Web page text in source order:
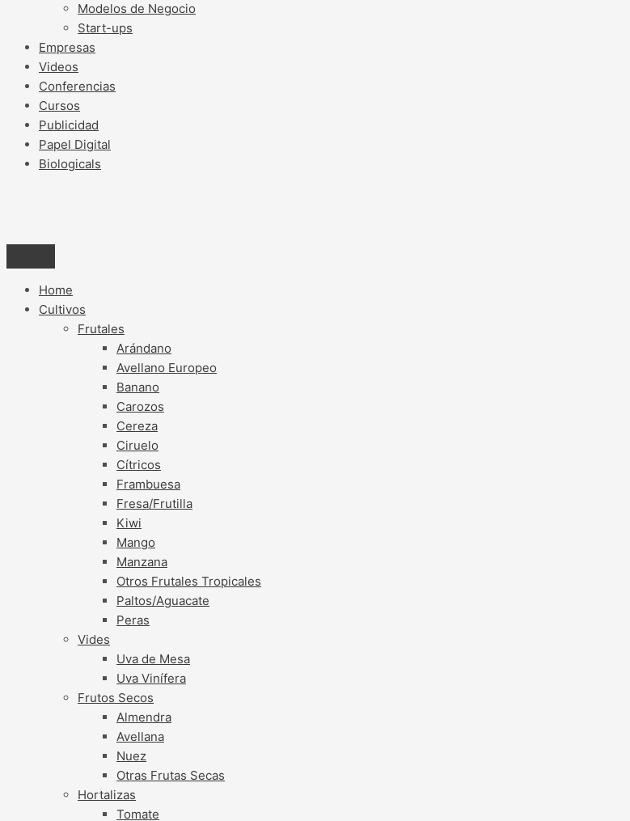
Modelos de Negocio
Start-ups
Empresas
Videos
Conferencias
Cursos
Publicidad
Papel Digital
Biologicals
Home
Cultivos
Frutales
Arándano
Avellano Europeo
Banano
Carozos
Cereza
Ciruelo
Cítricos
Frambuesa
Fresa/Frutilla
Kiwi
Mango
Manzana
Otros Frutales Tropicales
Paltos/Aguacate
Peras
Vides
Uva de Mesa
Uva Vinífera
Frutos Secos
Almendra
Avellana
Nuez
Otras Frutas Secas
Hortalizas
Tomate